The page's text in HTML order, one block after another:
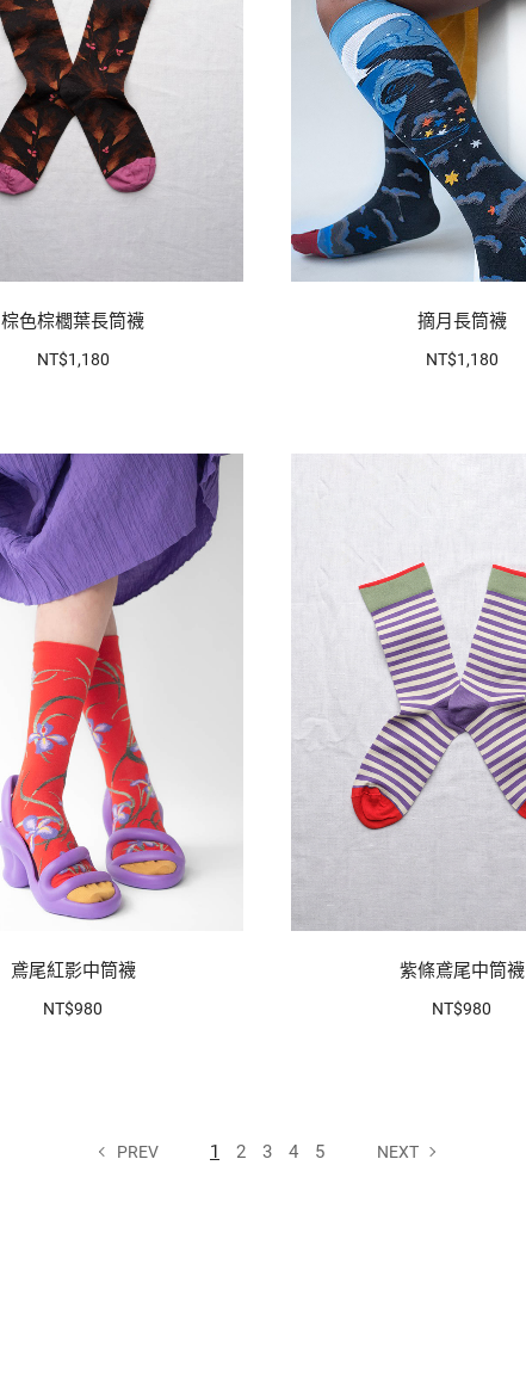
棕色棕櫚葉長筒襪
NT$1,180
摘月長筒襪
NT$1,180
鳶尾紅影中筒襪
NT$980
紫條鳶尾中筒襪
NT$980
PREV 1 2 3 4 5 NEXT